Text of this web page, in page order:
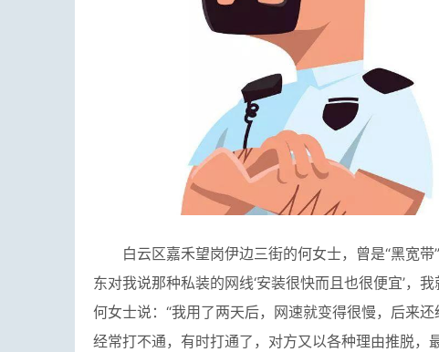
白云区嘉禾望岗伊边三街的何女士，曾是“黑宽
东对我说那种私装的网线‘安装很快而且也很便宜’，
何女士说：“我用了两天后，网速就变得很慢，后来
经常打不通，有时打通了，对方又以各种理由推脱，